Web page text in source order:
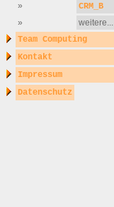
»
CRM_B
»
weitere...
Team Computing
Kontakt
Impressum
Datenschutz